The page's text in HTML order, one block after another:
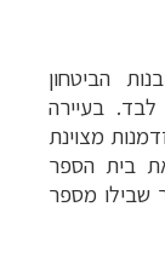
הביטחון
בעיירה
מצוינת
בית הספר
שבילו מספר